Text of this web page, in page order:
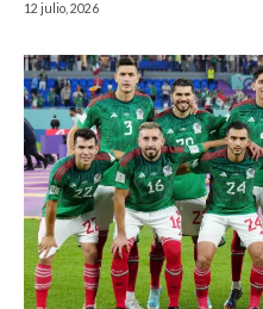
12 julio, 2026